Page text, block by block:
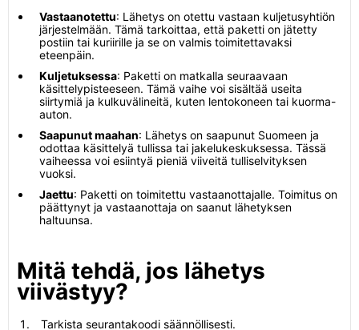
Vastaanotettu: Lähetys on otettu vastaan kuljetusyhtiön
järjestelmään. Tämä tarkoittaa, että paketti on jätetty
postiin tai kuriirille ja se on valmis toimitettavaksi
eteenpäin.
Kuljetuksessa: Paketti on matkalla seuraavaan
käsittelypisteeseen. Tämä vaihe voi sisältää useita
siirtymiä ja kulkuvälineitä, kuten lentokoneen tai kuorma-
auton.
Saapunut maahan: Lähetys on saapunut Suomeen ja
odottaa käsittelyä tullissa tai jakelukeskuksessa. Tässä
vaiheessa voi esiintyä pieniä viiveitä tulliselvityksen
vuoksi.
Jaettu: Paketti on toimitettu vastaanottajalle. Toimitus on
päättynyt ja vastaanottaja on saanut lähetyksen
haltuunsa.
Mitä tehdä, jos lähetys
viivästyy?
Tarkista seurantakoodi säännöllisesti.